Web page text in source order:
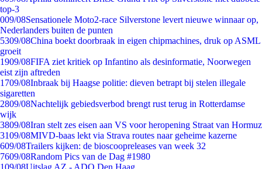
top-3
009/08Sensationele Moto2-race Silverstone levert nieuwe winnaar op,
Nederlanders buiten de punten
5309/08China boekt doorbraak in eigen chipmachines, druk op ASML
groeit
1909/08FIFA ziet kritiek op Infantino als desinformatie, Noorwegen
eist zijn aftreden
1709/08Inbraak bij Haagse politie: dieven betrapt bij stelen illegale
sigaretten
2809/08Nachtelijk gebiedsverbod brengt rust terug in Rotterdamse
wijk
3809/08Iran stelt zes eisen aan VS voor heropening Straat van Hormuz
3109/08MIVD-baas lekt via Strava routes naar geheime kazerne
609/08Trailers kijken: de bioscoopreleases van week 32
7609/08Random Pics van de Dag #1980
109/08Uitslag AZ - ADO Den Haag